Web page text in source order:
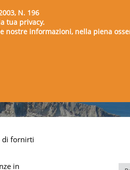
N. 196
tua privacy.
informazioni, nella piena
di fornirti
in